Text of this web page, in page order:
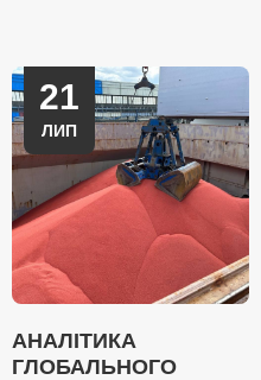
21
ЛИП
АНАЛІТИКА
ГЛОБАЛЬНОГО